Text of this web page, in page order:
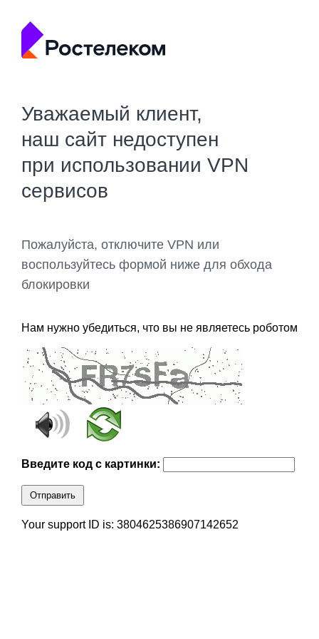
Уважаемый клиент,
наш сайт недоступен
при использовании VPN
сервисов
Пожалуйста, отключите VPN или
воспользуйтесь формой ниже для обхода
блокировки
Нам нужно убедиться, что вы не являетесь роботом
Введите код с картинки:
Отправить
Your support ID is: 3804625386907142652